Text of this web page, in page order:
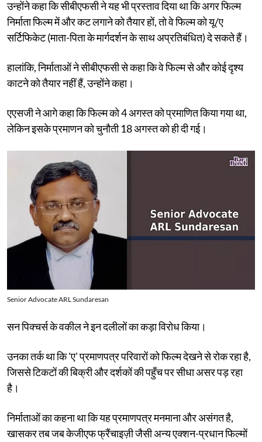
उन्होंने कहा कि सीबीएफसी ने यह भी प्रस्ताव दिया था कि अगर फिल्म
निर्माता फिल्म में और कट लगाने को तैयार हों, तो वे फिल्म को यू/ए
सर्टिफिकेट (माता-पिता के मार्गदर्शन के साथ अप्रतिबंधित) दे सकते हैं।
हालांकि, निर्माताओं ने सीबीएफसी से कहा कि वे फिल्म से और कोई दृश्य
काटने को तैयार नहीं हैं, उन्होंने कहा।
एएसजी ने आगे कहा कि फिल्म को 4 अगस्त को प्रमाणित किया गया था,
लेकिन इसके प्रमाणन को चुनौती 18 अगस्त को ही दी गई।
Senior Advocate ARL Sundaresan
सन पिक्चर्स के वकील ने इन दलीलों का कड़ा विरोध किया।
उनका तर्क था कि 'ए' प्रमाणपत्र परिवारों को फिल्म देखने से रोक रहा है,
जिससे टिकटों की बिक्री और दर्शकों की पहुँच पर सीधा असर पड़ रहा
है।
निर्माताओं का कहना था कि यह प्रमाणपत्र मनमाना और असंगत है,
खासकर तब जब केजीएफ फ्रैंचाइज़ी जैसी अन्य एक्शन-प्रधान फिल्मों